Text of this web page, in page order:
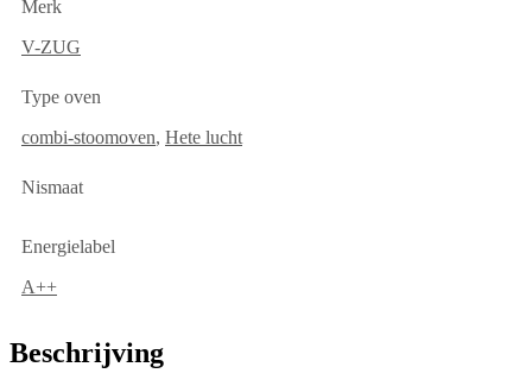
Merk
V-ZUG
Type oven
combi-stoomoven, Hete lucht
Nismaat
Energielabel
A++
Beschrijving